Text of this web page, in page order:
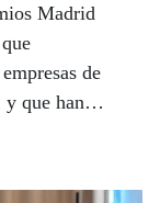
Madrid
de
que han
la gala de